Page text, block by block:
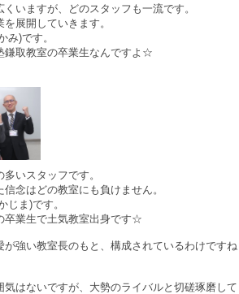
いますが、どのスタッフも一流です。
展開していきます。
み)です。
鎌取教室の卒業生なんですよ☆
いスタッフです。
念はどの教室にも負けません。
じま)です。
卒業生で土気教室出身です☆
が強い教室長のもと、構成されているわけですね
はないですが、大勢のライバルと切磋琢磨して